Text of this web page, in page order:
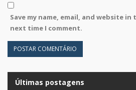
Save my name, email, and website
next time I comment.
Últimas postagens